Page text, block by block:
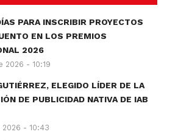
PARA INSCRIBIR PROYECTOS
EN LOS PREMIOS
2026
2026 - 10:19
ELEGIDO LÍDER DE LA
DE PUBLICIDAD NATIVA DE IAB
- 10:43